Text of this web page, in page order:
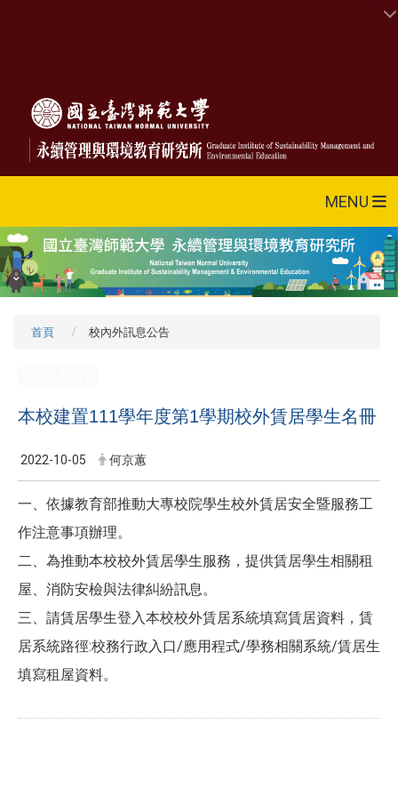
MENU
首頁 校內外訊息公告
本校建置111學年度第1學期校外賃居學生名冊
2022-10-05 何京蕙
一、依據教育部推動大專校院學生校外賃居安全暨服務工
作注意事項辦理。
二、為推動本校校外賃居學生服務，提供賃居學生相關租
屋、消防安檢與法律糾紛訊息。
三、請賃居學生登入本校校外賃居系統填寫賃居資料，賃
居系統路徑:校務行政入口/應用程式/學務相關系統/賃居生
填寫租屋資料。